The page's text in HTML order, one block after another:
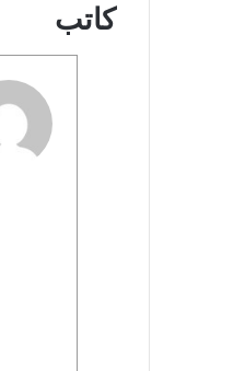
كاتب